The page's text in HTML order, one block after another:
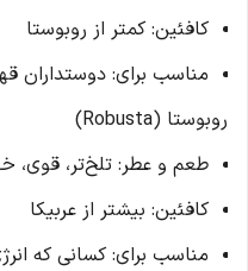
کافئین: کمتر از روبوستا
مناسب برای: دوستداران
روبوستا (Robusta)
طعم و عطر: تلخ‌تر، قوی،
کافئین: بیشتر از عربیکا
مناسب برای: کسانی که